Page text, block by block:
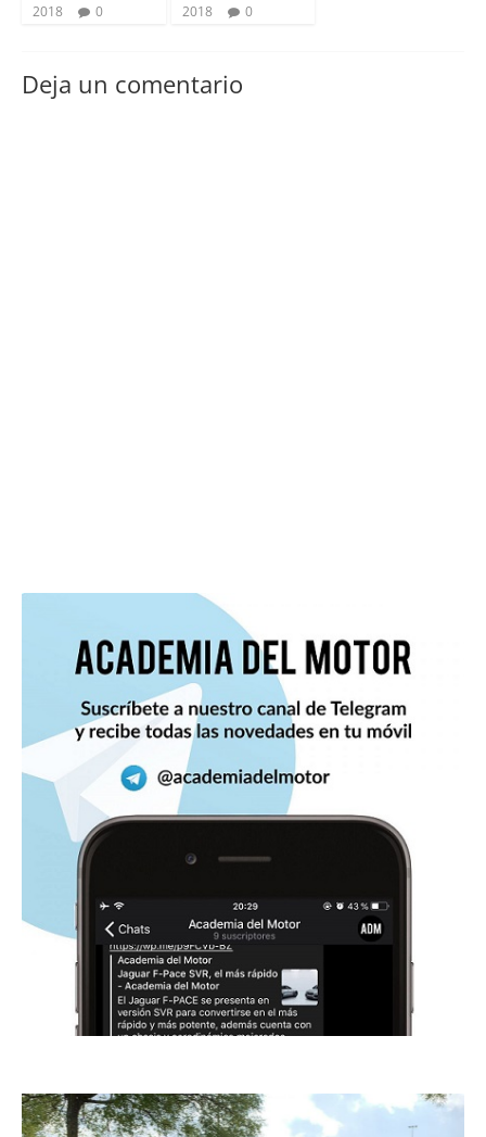
2018
0
2018
0
Deja un comentario